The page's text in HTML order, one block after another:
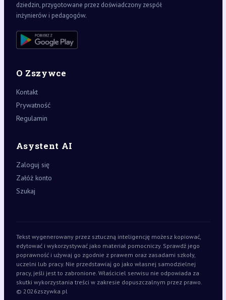
dziedzin, przygotowane przez doświadczony zespół
inżynierów i pedagogów.
O Zszywce
Kontakt
Prywatność
Regulamin
Asystent AI
Zaloguj się
Załóż konto
Szukaj
Tekst wygenerowany przez sztuczną inteligencję możesz kopiować,
edytować i wykorzystywać jako materiał pomocniczy. Sprawdź jego
poprawność i używaj go zgodnie z prawem oraz zasadami szkoły,
uczelni lub pracy. Nie przedstawiaj go jako własnej samodzielnej
pracy, jeśli jest to zabronione. Właściciel serwisu nie odpowiada za
skutki wykorzystania treści w zakresie dopuszczalnym przez prawo.
© 2026zszywka.pl